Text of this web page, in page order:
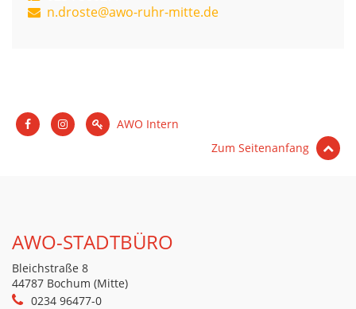
n.droste@awo-ruhr-mitte.de
AWO Intern
Zum Seitenanfang
AWO-STADTBÜRO
Bleichstraße 8
44787 Bochum (Mitte)
0234 96477-0